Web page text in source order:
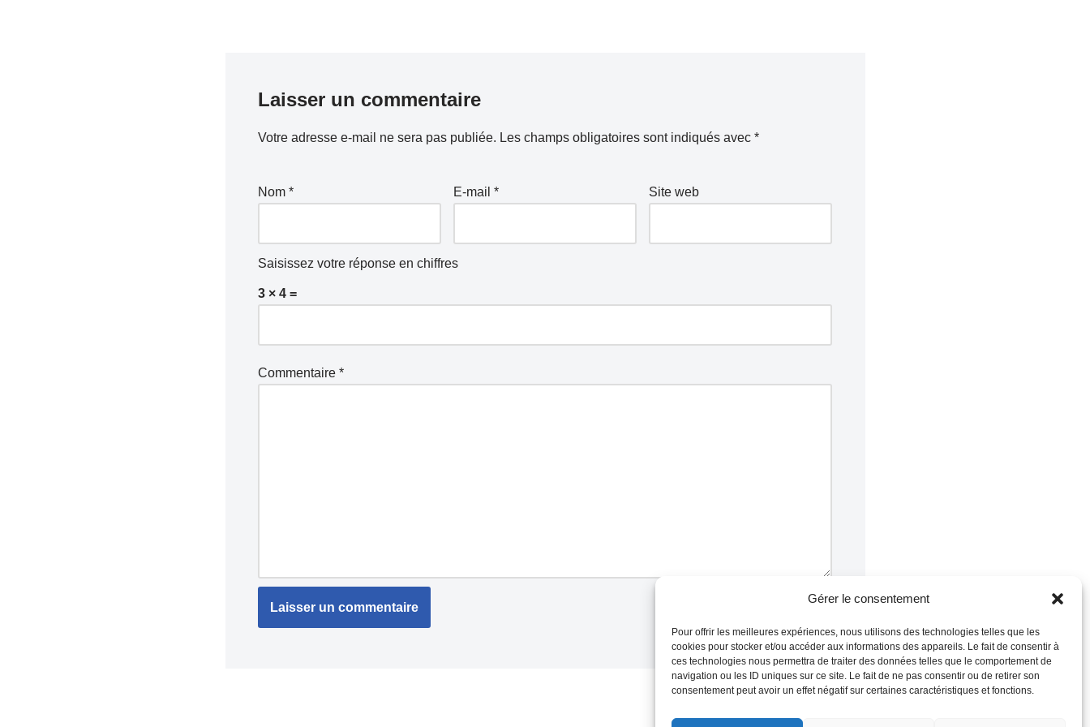
Gérer le consentement
Pour offrir les meilleures expériences, nous utilisons des technologies telles que les
cookies pour stocker et/ou accéder aux informations des appareils. Le fait de consentir à
ces technologies nous permettra de traiter des données telles que le comportement de
navigation ou les ID uniques sur ce site. Le fait de ne pas consentir ou de retirer son
consentement peut avoir un effet négatif sur certaines caractéristiques et fonctions.
Laisser un commentaire
Votre adresse e-mail ne sera pas publiée. Les champs obligatoires sont indiqués avec *
Nom * E-mail * Site web
Saisissez votre réponse en chiffres
3 × 4 =
Commentaire *